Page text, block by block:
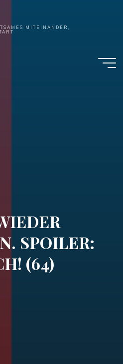
MITEINANDER,
SPOILER:
(64)